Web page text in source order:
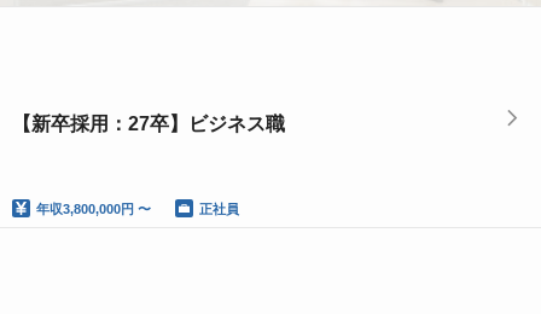
【新卒採用：27卒】ビジネス職
年収3,800,000円 〜 正社員